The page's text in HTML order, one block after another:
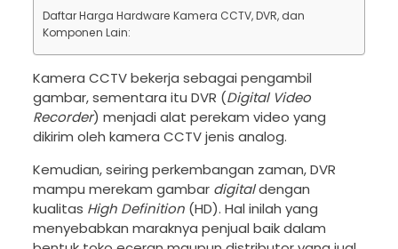
Daftar Harga Hardware Kamera CCTV, DVR, dan
Komponen Lain:
Kamera CCTV bekerja sebagai pengambil
gambar, sementara itu DVR (Digital Video
Recorder) menjadi alat perekam video yang
dikirim oleh kamera CCTV jenis analog.
Kemudian, seiring perkembangan zaman, DVR
mampu merekam gambar digitaldengan
kualitas High Definition(HD). Hal inilah yang
menyebabkan maraknya penjual baik dalam